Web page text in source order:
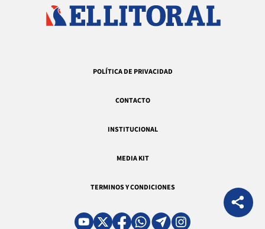
POLÍTICA DE PRIVACIDAD
CONTACTO
INSTITUCIONAL
MEDIA KIT
TERMINOS Y CONDICIONES